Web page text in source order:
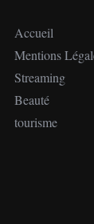
Accueil
Mentions
Streaming
Beauté
tourisme